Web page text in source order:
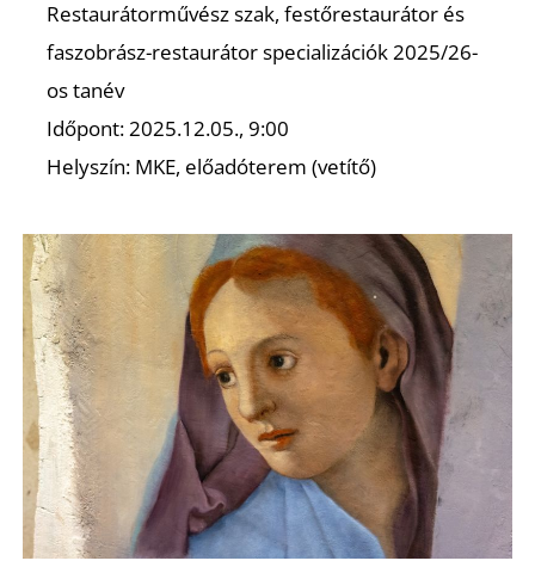
Restaurátorművész szak, festőrestaurátor és
faszobrász-restaurátor specializációk 2025/26-
os tanév
Időpont: 2025.12.05., 9:00
Helyszín: MKE, előadóterem (vetítő)